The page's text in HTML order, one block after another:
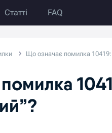
Статті FAQ
Що означає помилка 10419: